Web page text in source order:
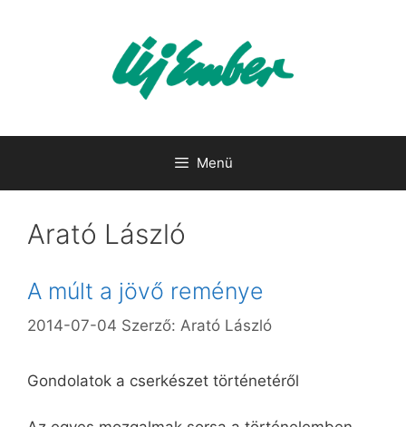
Menü
Arató László
A múlt a jövő reménye
2014-07-04 Szerző: Arató László
Gondolatok a cserkészet történetéről